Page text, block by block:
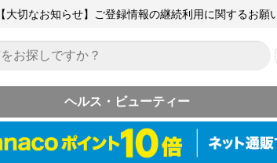
【大切なお知らせ】ご登録情報の継続利用に関するお願
ヘルス・ビューティー